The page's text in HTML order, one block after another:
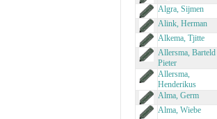
Algra, Sijmen
Alink, Herman
Alkema, Tjitte
Allersma, Barteld
Pieter
Allersma,
Henderikus
Alma, Germ
Alma, Wiebe